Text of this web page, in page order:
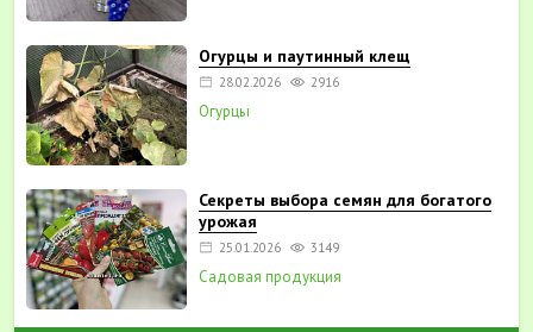
Огурцы и паутинный клещ
28.02.2026 2916
Огурцы
Секреты выбора семян для богатого
урожая
25.01.2026 3149
Садовая продукция